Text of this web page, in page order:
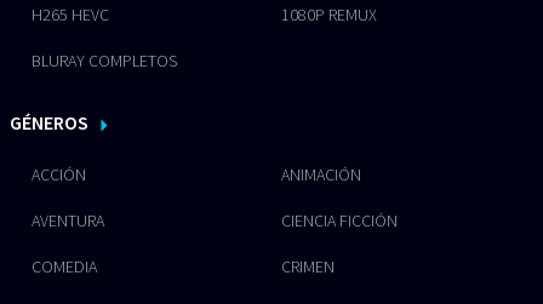
H265 HEVC 1080P REMUX
BLURAY COMPLETOS
GÉNEROS
ACCIÓN ANIMACIÓN
AVENTURA CIENCIA FICCIÓN
COMEDIA CRIMEN